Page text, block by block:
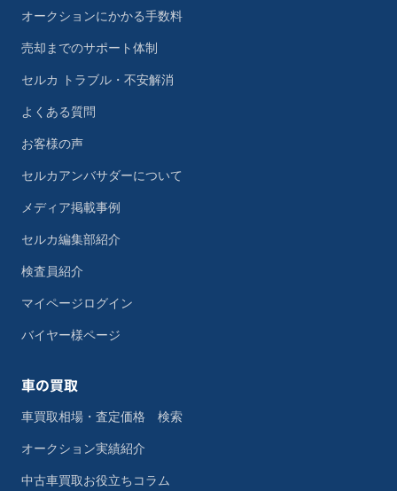
オークションにかかる手数料
売却までのサポート体制
セルカ トラブル・不安解消
よくある質問
お客様の声
セルカアンバサダーについて
メディア掲載事例
セルカ編集部紹介
検査員紹介
マイページログイン
バイヤー様ページ
車の買取
車買取相場・査定価格 検索
オークション実績紹介
中古車買取お役立ちコラム